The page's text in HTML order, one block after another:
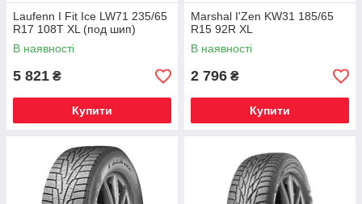
Laufenn I Fit Ice LW71 235/65
R17 108T XL (под шип)
В наявності
5 821 ₴
Купити
Marshal I'Zen KW31 185/65
R15 92R XL
В наявності
2 796 ₴
Купити